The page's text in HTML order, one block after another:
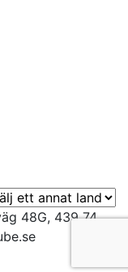
48G, 439 74